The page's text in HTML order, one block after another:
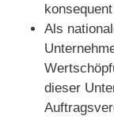
Als
dieser